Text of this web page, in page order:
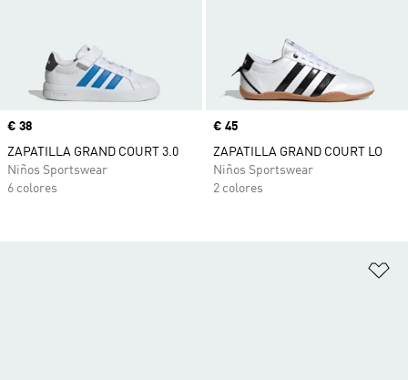
Precio
€ 38
ZAPATILLA GRAND COURT 3.0
Niños Sportswear
6 colores
Precio
€ 45
ZAPATILLA GRAND COURT LO
Niños Sportswear
2 colores